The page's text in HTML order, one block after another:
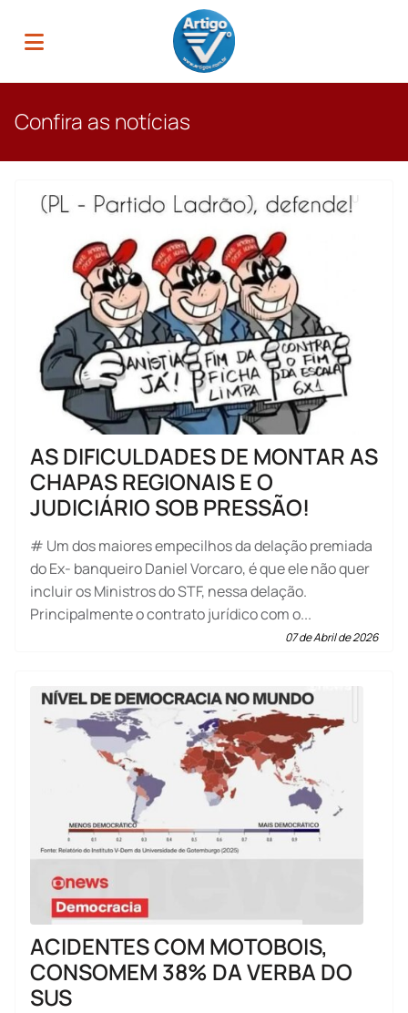
Confira as notícias
AS DIFICULDADES DE MONTAR AS
CHAPAS REGIONAIS E O
JUDICIÁRIO SOB PRESSÃO!
# Um dos maiores empecilhos da delação premiada
do Ex- banqueiro Daniel Vorcaro, é que ele não quer
incluir os Ministros do STF, nessa delação.
Principalmente o contrato jurídico com o...
07 de Abril de 2026
ACIDENTES COM MOTOBOIS,
CONSOMEM 38% DA VERBA DO
SUS